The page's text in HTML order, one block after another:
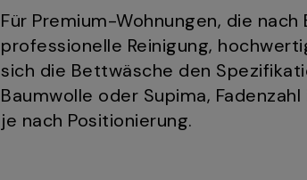
Für Premium-Wohnungen, die
professionelle Reinigung,
sich die Bettwäsche den
Baumwolle oder Supima,
je nach Positionierung.